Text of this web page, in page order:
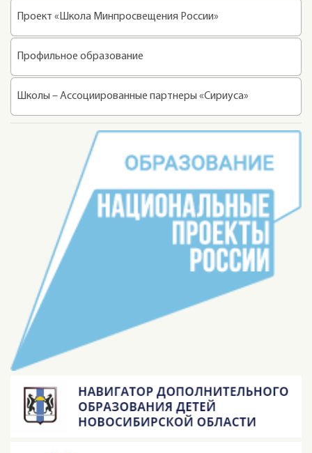
Проект «Школа Минпросвещения России»
Профильное образование
Школы – Ассоциированные партнеры «Сириуса»